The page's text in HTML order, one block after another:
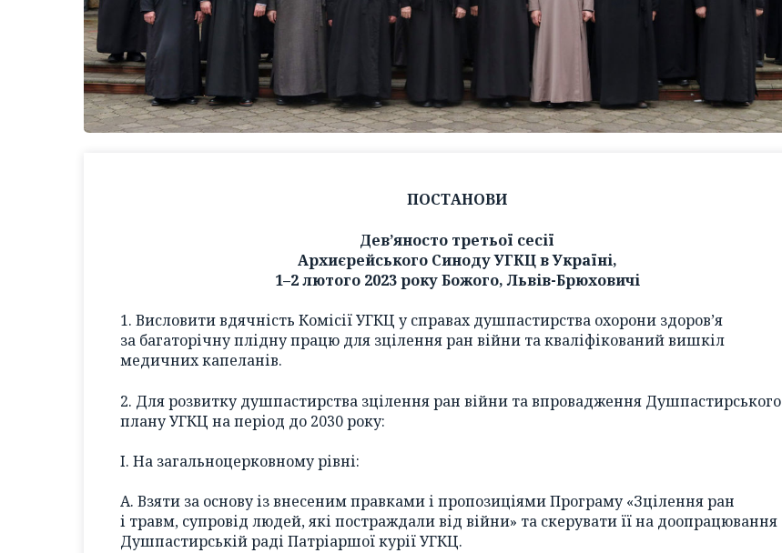
ПОСТАНОВИ
Дев’яносто третьої сесії
Архиєрейського Синоду УГКЦ в Україні,
1–2 лютого 2023 року Божого, Львів-Брюховичі
1. Висловити вдячність Комісії УГКЦ у справах душпастирства охорони здоров’я
за багаторічну плідну працю для зцілення ран війни та кваліфікований вишкіл
медичних капеланів.
2. Для розвитку душпастирства зцілення ран війни та впровадження Душпастирського
плану УГКЦ на період до 2030 року:
I. На загальноцерковному рівні:
А. Взяти за основу із внесеним правками і пропозиціями Програму «Зцілення ран
і травм, супровід людей, які постраждали від війни» та скерувати її на доопрацювання
Душпастирській раді Патріаршої курії УГКЦ.